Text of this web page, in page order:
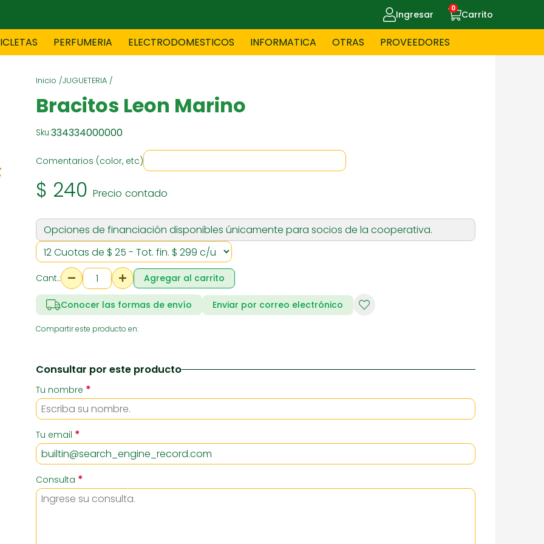
Ingresar Carrito
0
PERFUMERIA ELECTRODOMESTICOS INFORMATICA OTRAS
BLANCO
ELECTRODOMESTICOS FITNESS
MUEBLERIA
SUPERMERCADO ZAPATERIA DE DAMAS
PROVEEDORES
Inicio /JUGUETERIA /
Bracitos Leon Marino
Sku:334334000000
Comentarios (color, etc)
$ 240 Precio contado
Opciones de financiación disponibles únicamente para socios de la cooperativa.
Cant.: Agregar al carrito
Conocer las formas de envío Enviar por correo electrónico
Compartir este producto en:
Consultar por este producto
Tu nombre *
Tu email *
Consulta *